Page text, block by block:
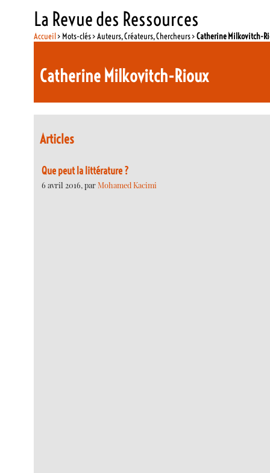
La Revue des Ressources
Accueil> Mots-clés > Auteurs, Créateurs, Chercheurs >Catherine Milkovitch-
Catherine Milkovitch-Rioux
Articles
Que peut la littérature ?
6 avril 2016, parMohamed Kacimi